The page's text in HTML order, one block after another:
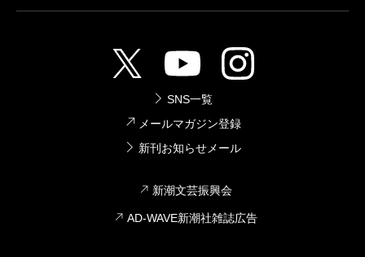
SNS一覧
メールマガジン登録
新刊お知らせメール
新潮文芸振興会
AD-WAVE新潮社雑誌広告